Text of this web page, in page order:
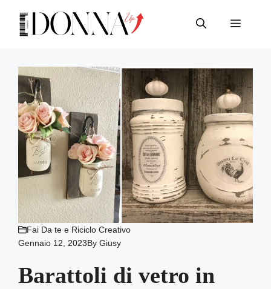
contenuto
Menu
Fai Da te e Riciclo Creativo
Gennaio 12, 2023ByGiusy
Barattoli di vetro in